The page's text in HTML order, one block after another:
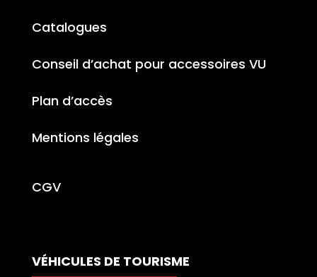
Catalogues
Conseil d’achat pour accessoires VU
Plan d’accès
Mentions légales
CGV
VÉHICULES DE TOURISME